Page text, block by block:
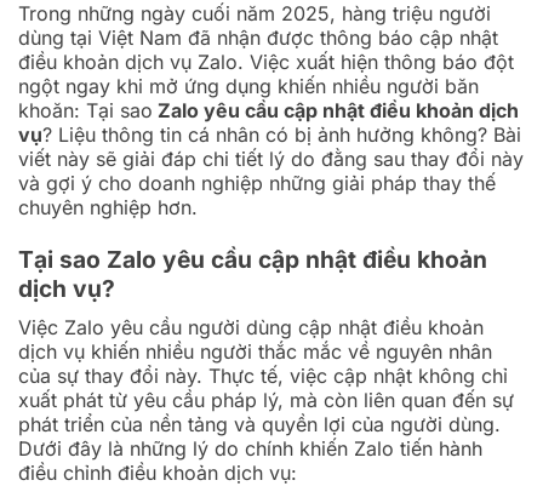
Trong những ngày cuối năm 2025, hàng triệu người
dùng tại Việt Nam đã nhận được thông báo cập nhật
điều khoản dịch vụ Zalo. Việc xuất hiện thông báo đột
ngột ngay khi mở ứng dụng khiến nhiều người băn
khoăn: Tại sao Zalo yêu cầu cập nhật điều khoản dịch
vụ? Liệu thông tin cá nhân có bị ảnh hưởng không? Bài
viết này sẽ giải đáp chi tiết lý do đằng sau thay đổi này
và gợi ý cho doanh nghiệp những giải pháp thay thế
chuyên nghiệp hơn.
Tại sao Zalo yêu cầu cập nhật điều khoản
dịch vụ?
Việc Zalo yêu cầu người dùng cập nhật điều khoản
dịch vụ khiến nhiều người thắc mắc về nguyên nhân
của sự thay đổi này. Thực tế, việc cập nhật không chỉ
xuất phát từ yêu cầu pháp lý, mà còn liên quan đến sự
phát triển của nền tảng và quyền lợi của người dùng.
Dưới đây là những lý do chính khiến Zalo tiến hành
điều chỉnh điều khoản dịch vụ: